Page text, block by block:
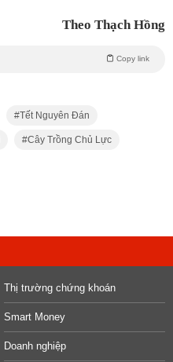
Theo Thạch Hồng
Copy link
Tết Nguyên Đán
Cây Trồng Chủ Lực
Thị trường chứng khoán
Smart Money
Doanh nghiệp